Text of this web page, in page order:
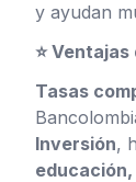
y ayudan
⭐
Tasas
Inversión,